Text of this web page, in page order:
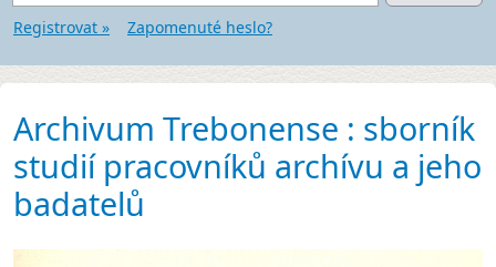
Registrovat » Zapomenuté heslo?
Archivum Trebonense : sborník
studií pracovníků archívu a jeho
badatelů